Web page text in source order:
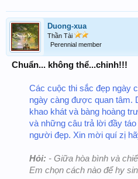
chọn loại không có phéc-
Anh đã bắt em gái em
cởi ra và đưa cho anh
ẩm ướt và hôi anh mới
Anh hy vọng rằng lần gặp
em. Và sau khi mang, em
(sưu tầm)
Duong-xua
Thần Tài
Perennial member
Chuẩn... không thể...chỉnh!!!
Các cuộc thi sắc đẹp ngày
ngày càng được quan tâm.
khao khát và bàng hoàng
và những câu trả lời đầy
người đẹp. Xin mời quí zị
Hỏi: - Giữa hòa bình và
Em chọn cách nào để hy